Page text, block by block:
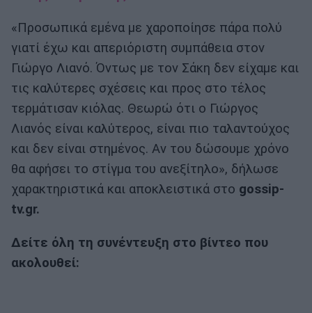
«Προσωπικά εμένα με χαροποίησε πάρα πολύ
γιατί έχω και απεριόριστη συμπάθεια στον
Γιώργο Λιανό. Όντως με τον Σάκη δεν είχαμε και
τις καλύτερες σχέσεις και προς στο τέλος
τερμάτισαν κιόλας. Θεωρώ ότι ο Γιώργος
Λιανός είναι καλύτερος, είναι πιο ταλαντούχος
και δεν είναι στημένος. Αν του δώσουμε χρόνο
θα αφήσει το στίγμα του ανεξίτηλο», δήλωσε
χαρακτηριστικά και αποκλειστικά στο gossip-
tv.gr.
Δείτε όλη τη συνέντευξη στο βίντεο που
ακολουθεί: